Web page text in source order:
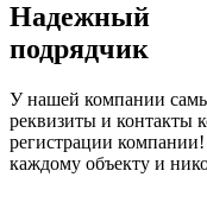
Надежный
подрядчик
У нашей компании
реквизиты и контакты
регистрации компании!
каждому объекту и